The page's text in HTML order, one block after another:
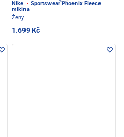
Nike · Sportswear Phoenix Fleece
mikina
Ženy
1.699 Kč